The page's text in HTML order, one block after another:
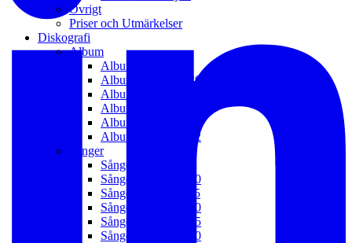
Övrigt
Priser och Utmärkelser
Diskografi
Album
Album 2021 – t.v.
Album 2016 – 2020
Album 2011 – 2015
Album 2006 – 2010
Album 2003 – 2005
Album 1992 – 2002
Sånger
Sånger 2021 – t.v.
Sånger 2016 – 2020
Sånger 2011 – 2015
Sånger 2006 – 2010
Sånger 2001 – 2005
Sånger 1992 – 2000